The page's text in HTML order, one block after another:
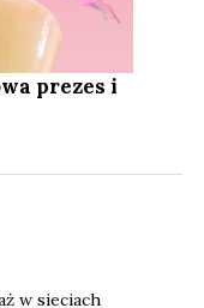
prezes i
w sieciach